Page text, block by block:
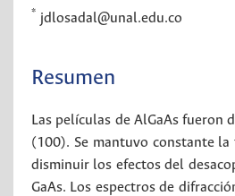
* jdlosadal@unal.edu.co
Resumen
Las películas de AlGaAs
(100). Se mantuvo constante
disminuir los efectos del
GaAs. Los espectros de